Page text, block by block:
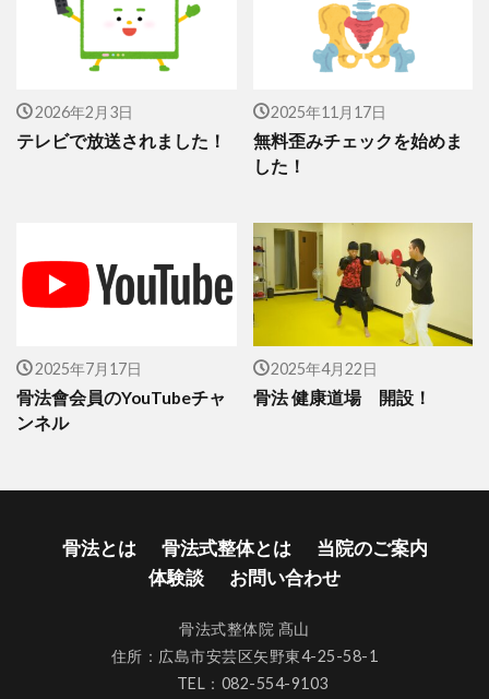
2026年2月3日
テレビで放送されました！
2025年11月17日
無料歪みチェックを始めま
した！
2025年7月17日
骨法會会員のYouTubeチャ
ンネル
2025年4月22日
骨法 健康道場 開設！
骨法とは 骨法式整体とは
当院のご案内
体験談
お問い合わせ
骨法式整体院 髙山
住所：広島市安芸区矢野東4-25-58-1
TEL：082-554-9103